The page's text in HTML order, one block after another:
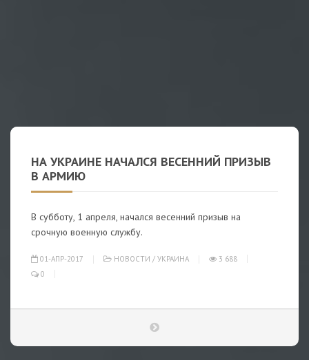
НА УКРАИНЕ НАЧАЛСЯ ВЕСЕННИЙ ПРИЗЫВ
В АРМИЮ
В субботу, 1 апреля, начался весенний призыв на
срочную военную службу.
01-АПР-2017 НОВОСТИ / УКРАИНА
3 688
0